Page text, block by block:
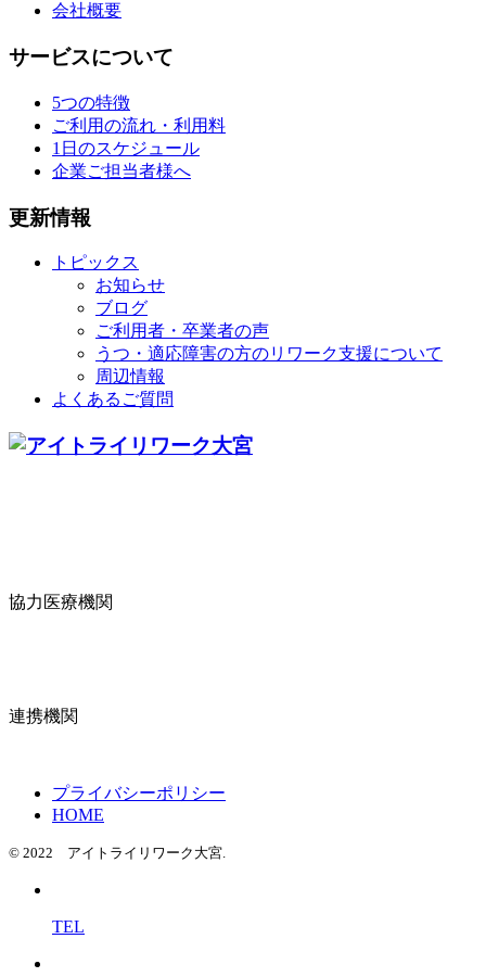
会社概要
サービスについて
5つの特徴
ご利用の流れ・利用料
1日のスケジュール
企業ご担当者様へ
更新情報
トピックス
お知らせ
ブログ
ご利用者・卒業者の声
うつ・適応障害の方のリワーク支援について
周辺情報
よくあるご質問
協力医療機関
連携機関
プライバシーポリシー
HOME
© 2022 アイトライリワーク大宮.
TEL